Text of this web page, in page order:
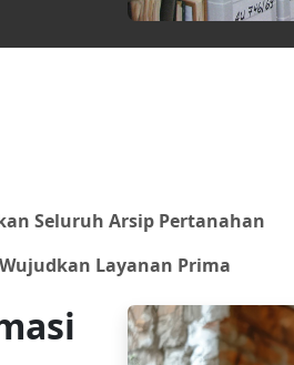
Seluruh Arsip Pertanahan
Wujudkan Layanan Prima